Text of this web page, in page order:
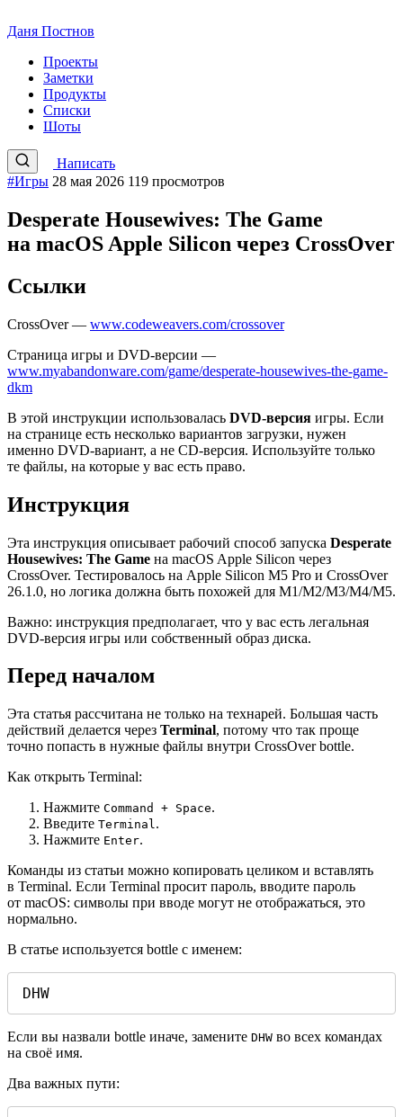
Даня Постнов
Проекты
Заметки
Продукты
Списки
Шоты
Написать
#Игры 28 мая 2026 119 просмотров
Desperate Housewives: The Game
на macOS Apple Silicon через CrossOver
Ссылки
CrossOver — www.codeweavers.com/crossover
Страница игры и DVD-версии —
www.myabandonware.com/game/desperate-housewives-the-game-
dkm
В этой инструкции использовалась DVD-версия игры. Если
на странице есть несколько вариантов загрузки, нужен
именно DVD-вариант, а не CD-версия. Используйте только
те файлы, на которые у вас есть право.
Инструкция
Эта инструкция описывает рабочий способ запуска Desperate
Housewives: The Game на macOS Apple Silicon через
CrossOver. Тестировалось на Apple Silicon M5 Pro и CrossOver
26.1.0, но логика должна быть похожей для M1/M2/M3/M4/M5.
Важно: инструкция предполагает, что у вас есть легальная
DVD-версия игры или собственный образ диска.
Перед началом
Эта статья рассчитана не только на технарей. Большая часть
действий делается через Terminal, потому что так проще
точно попасть в нужные файлы внутри CrossOver bottle.
Как открыть Terminal:
Нажмите Command + Space.
Введите Terminal.
Нажмите Enter.
Команды из статьи можно копировать целиком и вставлять
в Terminal. Если Terminal просит пароль, вводите пароль
от macOS: символы при вводе могут не отображаться, это
нормально.
В статье используется bottle с именем:
DHW
Если вы назвали bottle иначе, замените DHW во всех командах
на своё имя.
Два важных пути: